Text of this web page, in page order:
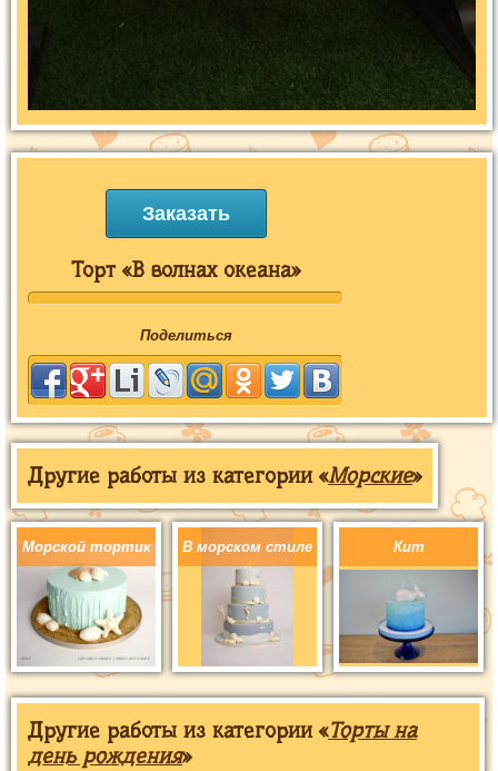
Заказать
Торт «В волнах океана»
Поделиться
Другие работы из категории «Морские»
Морской тортик В морском стиле Кит
Другие работы из категории «Торты на
день рождения»